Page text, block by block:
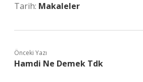
Tarih: Makaleler
Önceki Yazı
Hamdi Ne Demek Tdk